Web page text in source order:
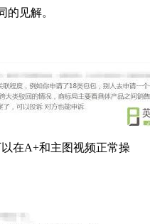
的见解。
在A+和主图视频正常操